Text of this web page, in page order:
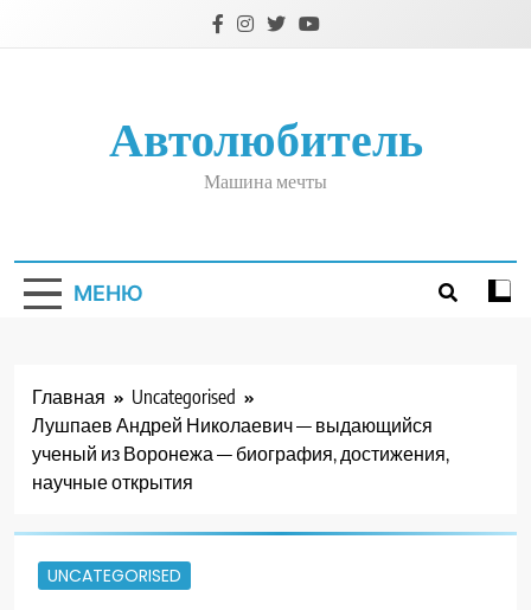
Автолюбитель
Машина мечты
МЕНЮ
Главная
Uncategorised
Лушпаев Андрей Николаевич — выдающийся
ученый из Воронежа — биография, достижения,
научные открытия
UNCATEGORISED